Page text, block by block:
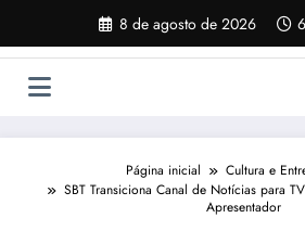
o
8 de agosto de 2026
Página inicial
Cultura e
SBT Transiciona Canal de Notícias para
Apresentador